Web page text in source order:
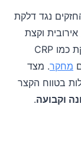
נגד דלקת
וקצת
אימוני כוח יכולים להוריד לאורך זמן סמני דלקת כמו CRP
מחקר. מצד
בטווח הקצר
וקבועה.